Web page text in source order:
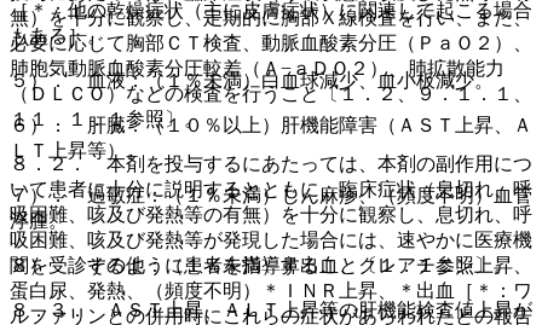
無）を十分に観察し、定期的に胸部Ｘ線検査を行い、また、
必要に応じて胸部ＣＴ検査、動脈血酸素分圧（ＰａＯ２）、
肺胞気動脈血酸素分圧較差（Ａ−ａＤＯ２）、肺拡散能力
（ＤＬＣＯ）などの検査を行うこと〔１．２、９．１．１、
１１．１．１参照〕。
８．２． 本剤を投与するにあたっては、本剤の副作用につ
いて患者に十分に説明するとともに、臨床症状（息切れ、呼
吸困難、咳及び発熱等の有無）を十分に観察し、息切れ、呼
吸困難、咳及び発熱等が発現した場合には、速やかに医療機
関を受診するように患者を指導すること〔１．１参照〕。
８．３． ＡＳＴ上昇、ＡＬＴ上昇等の肝機能検査値上昇が
［＊：他の乾燥症状（主に皮膚症状）に関連して起こる場合
もある］。
５）． 血液：（１％未満）白血球減少、血小板減少。
６）． 肝臓：（１０％以上）肝機能障害（ＡＳＴ上昇、Ａ
ＬＴ上昇等）。
７）． 過敏症：（１％未満）じん麻疹、（頻度不明）血管
浮腫。
８）． その他：（１％未満）鼻出血、クレアチニン上昇、
蛋白尿、発熱、（頻度不明）＊ＩＮＲ上昇、＊出血［＊：ワ
ルファリンとの併用時にこれらの症状があらわれたとの報告